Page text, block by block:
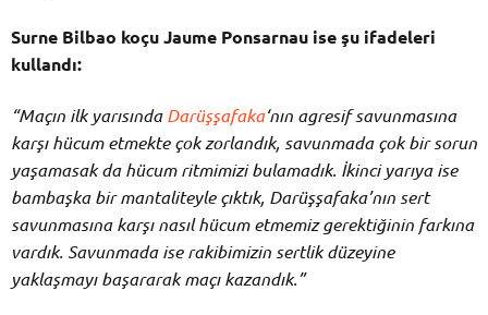
Surne Bilbao koçu Jaume Ponsarnau ise şu ifadeleri
kullandı:
“Maçın ilk yarısındaDarüşşafaka‘nın agresif savunmasına
karşı hücum etmekte çok zorlandık, savunmada çok bir sorun
yaşamasak da hücum ritmimizi bulamadık. İkinci yarıya ise
bambaşka bir mantaliteyle çıktık, Darüşşafaka’nın sert
savunmasına karşı nasıl hücum etmemiz gerektiğinin farkına
vardık. Savunmada ise rakibimizin sertlik düzeyine
yaklaşmayı başararak maçı kazandık.”